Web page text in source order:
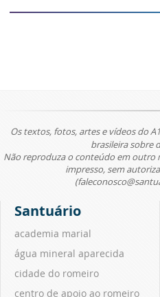
Os textos, fotos, artes e vídeos do
brasileira sobre
Não reproduza o conteúdo em outro
impresso, sem
Santuário
academia marial
água mineral aparecida
cidade do romeiro
centro de apoio ao romeiro